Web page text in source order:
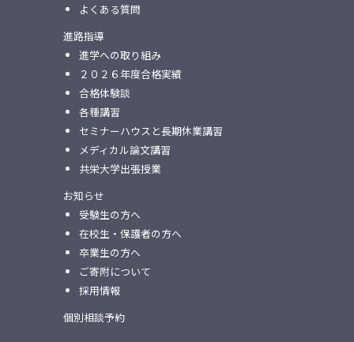
よくある質問
進路指導
進学への取り組み
２０２６年度合格実績
合格体験談
各種講習
セミナーハウスと⻑期休業講習
メディカル論⽂講習
共栄⼤学出張授業
お知らせ
受験生の方へ
在校生・保護者の方へ
卒業生の方へ
ご寄附について
採用情報
個別相談予約